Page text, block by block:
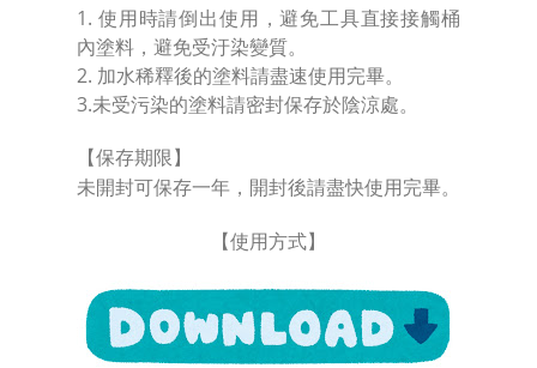
1. 使用時請倒出使用，避免工具直接接觸桶
內塗料，避免受汙染變質。
2. 加水稀釋後的塗料請盡速使用完畢。
3.未受污染的塗料請密封保存於陰涼處。
【保存期限】
未開封可保存一年，開封後請盡快使用完畢。
【使用方式】